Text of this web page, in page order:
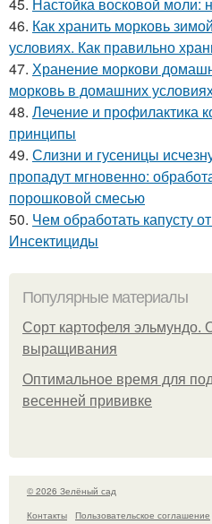
46. Как хранить морковь
условиях. Как правильно
47. Хранение моркови
морковь в домашних
48. Лечение и профилактика
принципы
49. Слизни и гусеницы
пропадут мгновенно:
порошковой смесью
50. Чем обработать капусту
Инсектициды
Популярные материалы
Сорт картофеля эльмундо.
выращивания
Оптимальное время для
весенней прививке
© 2026 Зелёный сад
Контакты
Пользовательское соглашение